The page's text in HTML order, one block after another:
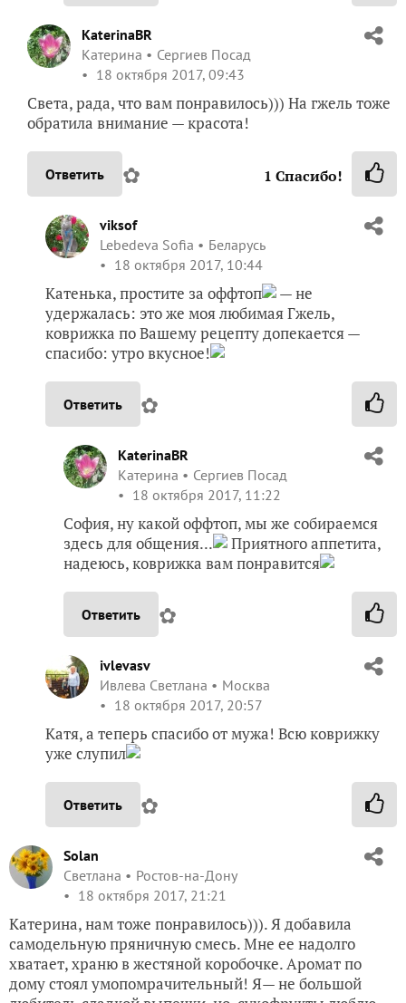
KaterinaBR
Катерина
Сергиев Посад
18 октября 2017, 09:43
Света, рада, что вам понравилось))) На гжель тоже
обратила внимание — красота!
Ответить ✿ 1 Спасибо!
viksof
Lebedeva Sofia
Беларусь
18 октября 2017, 10:44
Катенька, простите за оффтоп
— не
удержалась: это же моя любимая Гжель,
коврижка по Вашему рецепту допекается —
спасибо: утро вкусное!
Ответить ✿
KaterinaBR
Катерина
Сергиев Посад
18 октября 2017, 11:22
София, ну какой оффтоп, мы же собираемся
здесь для общения...
Приятного аппетита,
надеюсь, коврижка вам понравится
Ответить ✿
ivlevasv
Ивлева Светлана
Москва
18 октября 2017, 20:57
Катя, а теперь спасибо от мужа! Всю коврижку
уже слупил
Ответить ✿
Solan
Светлана
Ростов-на-Дону
18 октября 2017, 21:21
Катерина, нам тоже понравилось))). Я добавила
самодельную пряничную смесь. Мне ее надолго
хватает, храню в жестяной коробочке. Аромат по
дому стоял умопомрачительный! Я— не большой